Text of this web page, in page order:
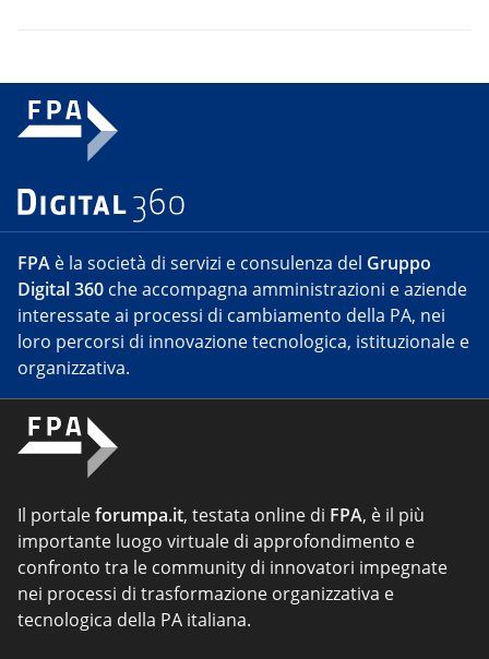
FPA è la società di servizi e consulenza del Gruppo
Digital 360 che accompagna amministrazioni e aziende
interessate ai processi di cambiamento della PA, nei
loro percorsi di innovazione tecnologica, istituzionale e
organizzativa.
Il portaleforumpa.it, testata online di FPA, è il più
importante luogo virtuale di approfondimento e
confronto tra le community di innovatori impegnate
nei processi di trasformazione organizzativa e
tecnologica della PA italiana.